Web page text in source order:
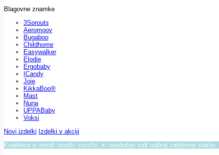
Blagovne znamke
3Sprouts
Aeromoov
Bugaboo
Childhome
Easywalker
Elodie
Ergobaby
ICandy
Joie
KikkaBoo®
Mast
Nuna
UPPABaby
Voksi
Novi izdelki Izdelki v akciji
Kvalitetni in trendi otroški vozički, ki navdušijo tudi najbolj zahtevne starše.